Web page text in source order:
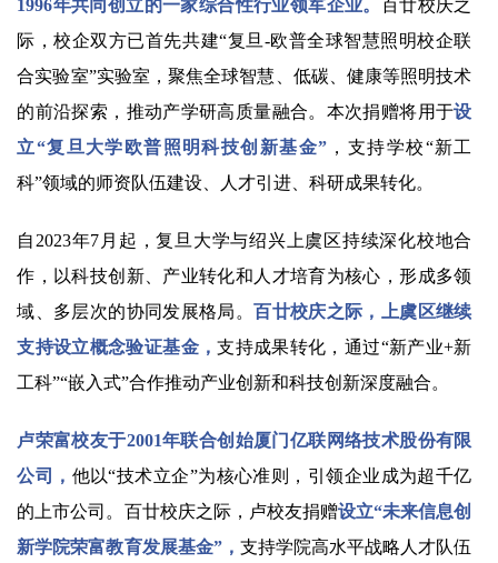
1996年共同创立的一家综合性行业领军企业。
百廿校庆之
际，校企双方已首先共建“复旦-欧普全球智慧照明校企联
合实验室”实验室，聚焦全球智慧、低碳、健康等照明技术
的前沿探索，推动产学研高质量融合。本次捐赠将用于设
立“复旦大学欧普照明科技创新基金” ，支持学校“新工
科”领域的师资队伍建设、人才引进、科研成果转化。
自2023年7月起，复旦大学与绍兴上虞区持续深化校地合
作，以科技创新、产业转化和人才培育为核心，形成多领
域、多层次的协同发展格局。百廿校庆之际，上虞区继续
支持设立概念验证基金，支持成果转化，通过“新产业+新
工科”“嵌入式”合作推动产业创新和科技创新深度融合。
卢荣富校友于2001年联合创始厦门亿联网络技术股份有限
公司， 他以“技术立企”为核心准则，引领企业成为超千亿
的上市公司。百廿校庆之际，卢校友捐赠设立“未来信息创
新学院荣富教育发展基金”， 支持学院高水平战略人才队伍